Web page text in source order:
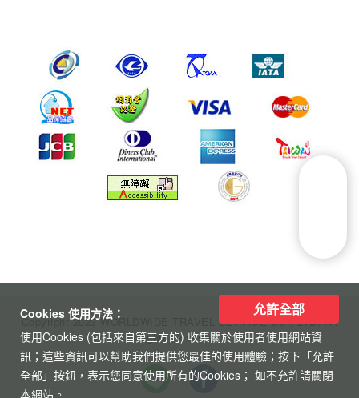
Cookies 使用方法：
使用Cookies (包括來自第三方的) 收集關於使用者使用網站資
訊；這些資訊可以幫助我們提供您最佳的使用體驗；按下「允許
全部」按鈕，表示您同意使用所有的Cookies； 如不允許請關閉
本網站。
允許全部
Copyright 2023 WORLDWIDE TRAVEL SERVICE CO., LTD. All
Rights Reserved.